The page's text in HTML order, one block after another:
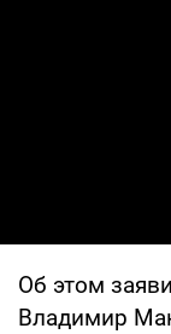
Об этом
Владимир